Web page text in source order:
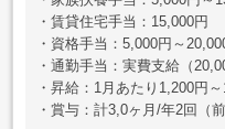
・賃貸住宅手当：15,000円
・資格手当：5,000円～
・通勤手当：実費支給（
・昇給：1月あたり1,200円
・賞与：計3,0ヶ月/年2回（